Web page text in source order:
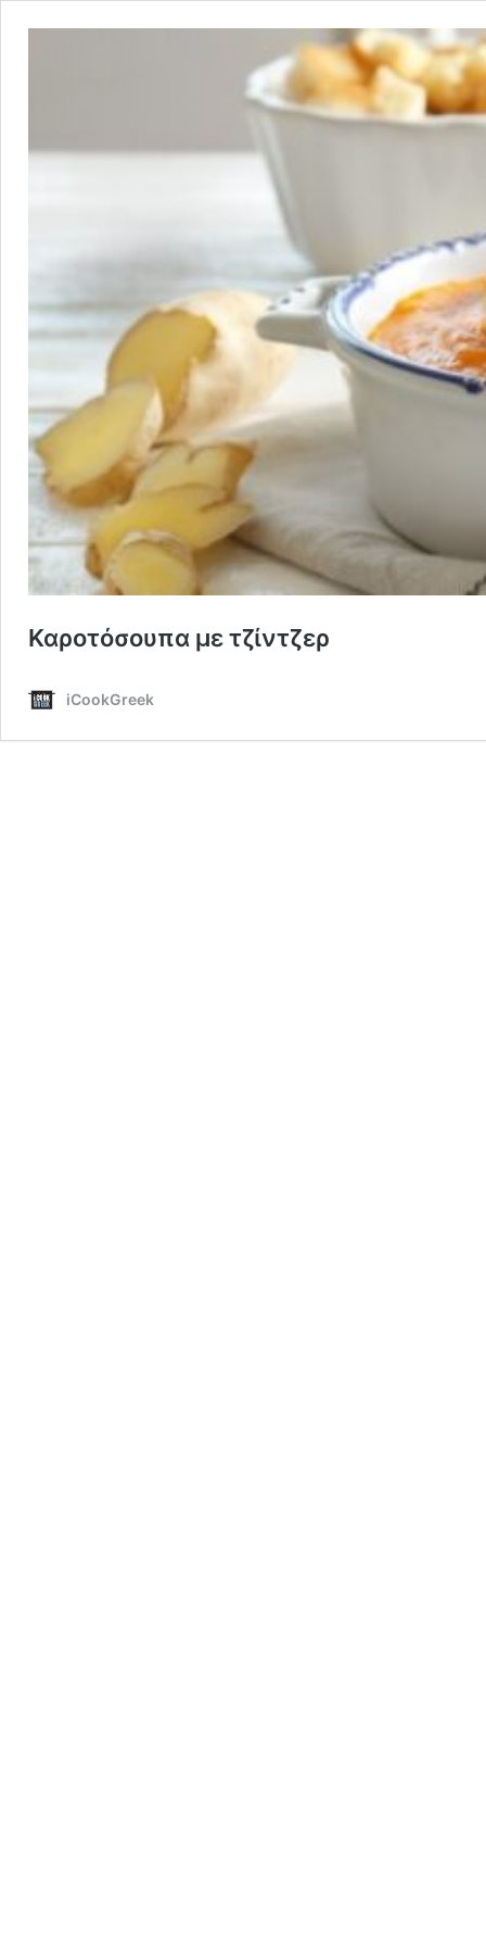
Καροτόσουπα με τζίντζερ
iCookGreek